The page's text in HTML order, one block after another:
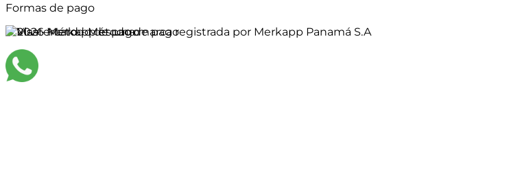
Formas de pago
©2026Merkapp es una marca registrada por Merkapp Panamá S.A